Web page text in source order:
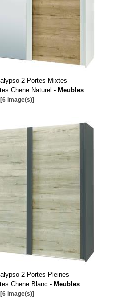
2 Portes Mixtes
Chene Naturel - Meubles
[6 image(s)]
2 Portes Pleines
Chene Blanc - Meubles
[6 image(s)]